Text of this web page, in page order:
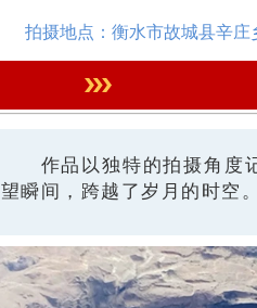
拍摄地点：衡水市故城县辛庄
作品以独特的拍摄角度
望瞬间，跨越了岁月的时空